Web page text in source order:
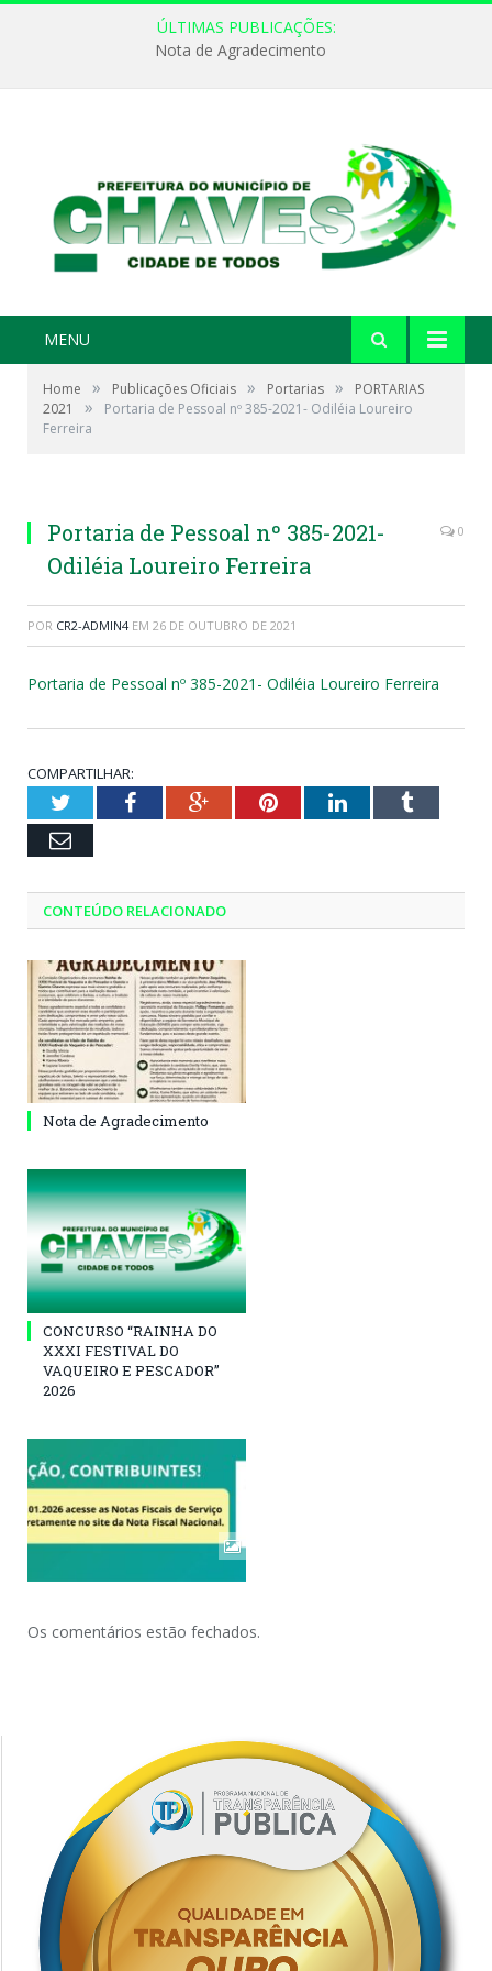
ÚLTIMAS PUBLICAÇÕES:
Nota de Agradecimento
MENU
Home » Publicações Oficiais » Portarias »
PORTARIAS
2021
»
Portaria de Pessoal nº 385-2021- Odiléia Loureiro
Ferreira
Portaria de Pessoal nº 385-2021-
Odiléia Loureiro Ferreira
0
POR CR2-ADMIN4 EM 26 DE OUTUBRO DE 2021
Portaria de Pessoal nº 385-2021- Odiléia Loureiro Ferreira
COMPARTILHAR:
TwitterFacebookGoogle+PinterestLinkedInTumblr
Email
CONTEÚDO RELACIONADO
Nota de Agradecimento
CONCURSO “RAINHA DO
XXXI FESTIVAL DO
VAQUEIRO E PESCADOR”
2026
Os comentários estão fechados.